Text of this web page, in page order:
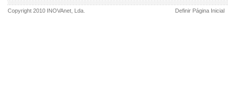
Copyright 2010 INOVAnet , Lda. Definir Página Inicial